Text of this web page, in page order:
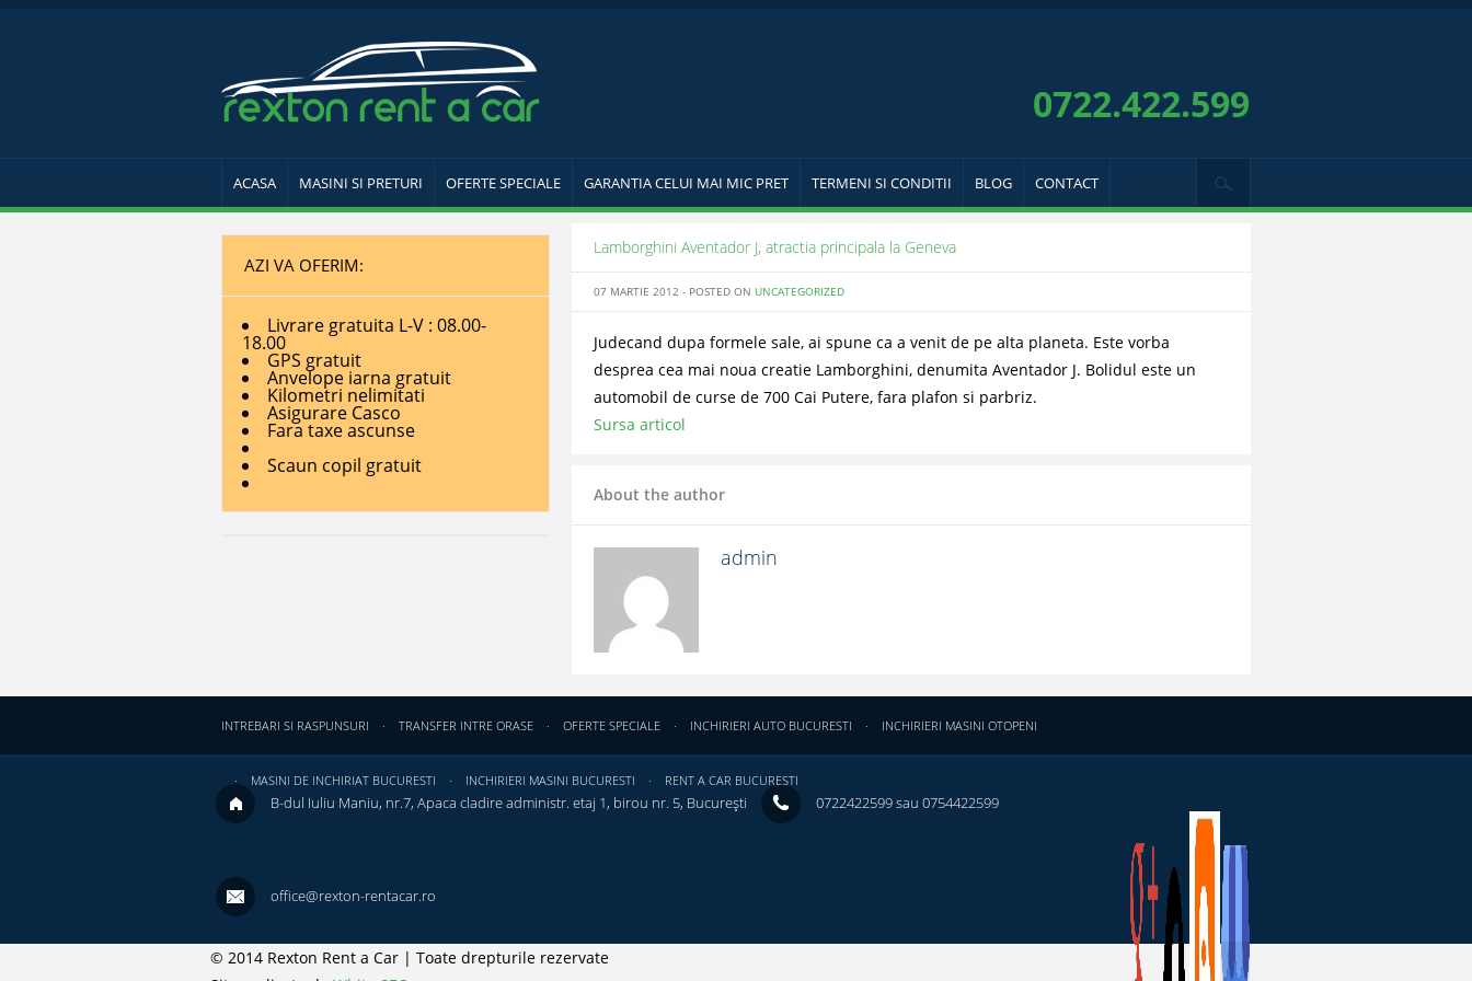
0722.422.599
ACASA MASINI SI PRETURI OFERTE SPECIALE GARANTIA CELUI MAI MIC PRET TERMENI SI CONDITII BLOG CONTACT
Lamborghini Aventador J, atractia principala la Geneva
07 MARTIE 2012 - POSTED ON UNCATEGORIZED
Judecand dupa formele sale, ai spune ca a venit de pe alta planeta. Este vorba
desprea cea mai noua creatie Lamborghini, denumita Aventador J. Bolidul este un
automobil de curse de 700 Cai Putere, fara plafon si parbriz.
Sursa articol
About the author
admin
AZI VA OFERIM:
Livrare gratuita L-V : 08.00-
18.00
GPS gratuit
Anvelope iarna gratuit
Kilometri nelimitati
Asigurare Casco
Fara taxe ascunse
Scaun copil gratuit
INTREBARI SI RASPUNSURI TRANSFER INTRE ORASE OFERTE SPECIALE INCHIRIERI AUTO BUCURESTI INCHIRIERI MASINI OTOPENI
MASINI DE INCHIRIAT BUCURESTI INCHIRIERI MASINI BUCURESTI RENT A CAR BUCURESTI
B-dul Iuliu Maniu, nr.7, Apaca cladire administr. etaj 1, birou nr. 5, București ‎ 0722422599 sau 0754422599
office@rexton-rentacar.ro
© 2014 Rexton Rent a Car | Toate drepturile rezervate